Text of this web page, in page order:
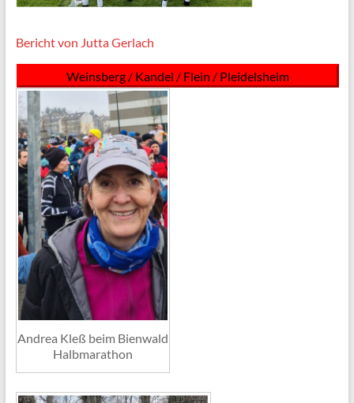
Bericht von Jutta Gerlach
Weinsberg / Kandel / Flein / Pleidelsheim
Andrea Kleß beim Bienwald
Halbmarathon